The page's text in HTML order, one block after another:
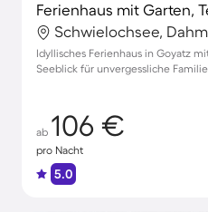
Idyllisches Ferienhaus in Goyatz
Seeblick für unvergessliche
ab 106 €
pro Nacht
5.0